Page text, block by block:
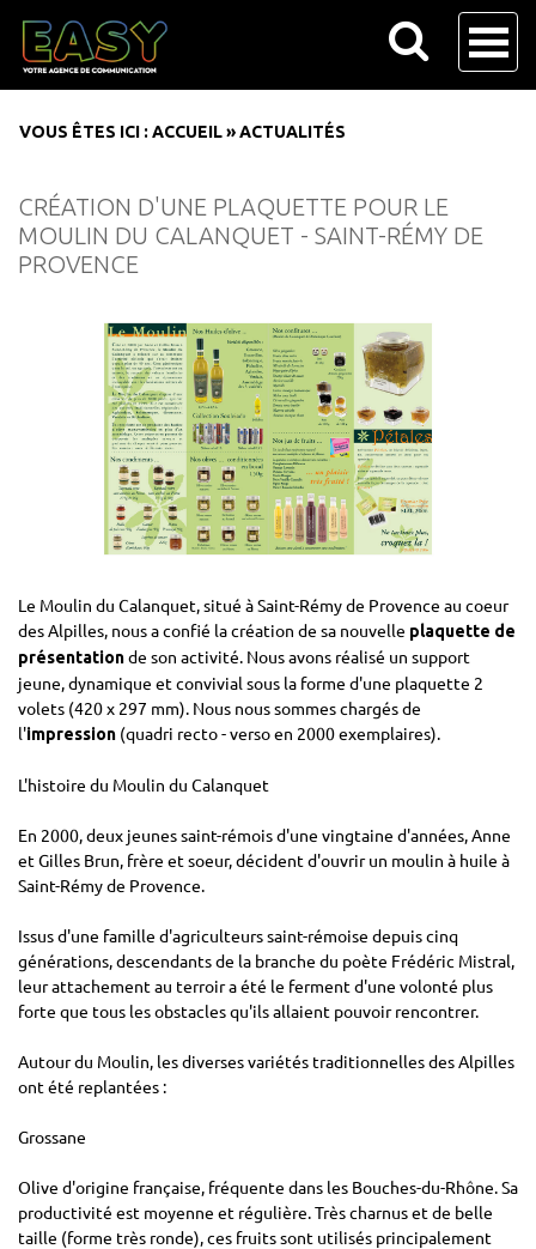
VOUS ÊTES ICI : ACCUEIL»ACTUALITÉS
CRÉATION D'UNE PLAQUETTE POUR LE
MOULIN DU CALANQUET - SAINT-RÉMY DE
PROVENCE
Le Moulin du Calanquet, situé à Saint-Rémy de Provence au coeur
des Alpilles, nous a confié la création de sa nouvelle plaquette de
présentationde son activité. Nous avons réalisé un support
jeune, dynamique et convivial sous la forme d'une plaquette 2
volets (420 x 297 mm). Nous nous sommes chargés de
l'impression (quadri recto - verso en 2000 exemplaires).
L'histoire du Moulin du Calanquet
En 2000, deux jeunes saint-rémois d'une vingtaine d'années, Anne
et Gilles Brun, frère et soeur, décident d'ouvrir un moulin à huile à
Saint-Rémy de Provence.
Issus d'une famille d'agriculteurs saint-rémoise depuis cinq
générations, descendants de la branche du poète Frédéric Mistral,
leur attachement au terroir a été le ferment d'une volonté plus
forte que tous les obstacles qu'ils allaient pouvoir rencontrer.
Autour du Moulin, les diverses variétés traditionnelles des Alpilles
ont été replantées :
Grossane
Olive d'origine française, fréquente dans les Bouches-du-Rhône. Sa
productivité est moyenne et régulière. Très charnus et de belle
taille (forme très ronde), ces fruits sont utilisés principalement